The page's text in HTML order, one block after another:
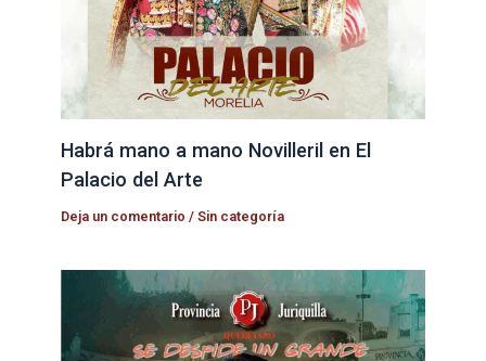
Habrá mano a mano Novilleril en El
Palacio del Arte
Deja un comentario /Sin categoría